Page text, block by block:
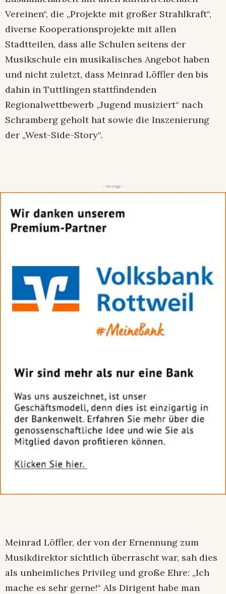
Vereinen“, die „Projekte mit großer Strahlkraft“,
diverse Kooperationsprojekte mit allen
Stadtteilen, dass alle Schulen seitens der
Musikschule ein musikalisches Angebot haben
und nicht zuletzt, dass Meinrad Löffler den bis
dahin in Tuttlingen stattfindenden
Regionalwettbewerb „Jugend musiziert“ nach
Schramberg geholt hat sowie die Inszenierung
der „West-Side-Story“.
- Anzeige -
Meinrad Löffler, der von der Ernennung zum
Musikdirektor sichtlich überrascht war, sah dies
als unheimliches Privileg und große Ehre: „Ich
mache es sehr gerne!“ Als Dirigent habe man